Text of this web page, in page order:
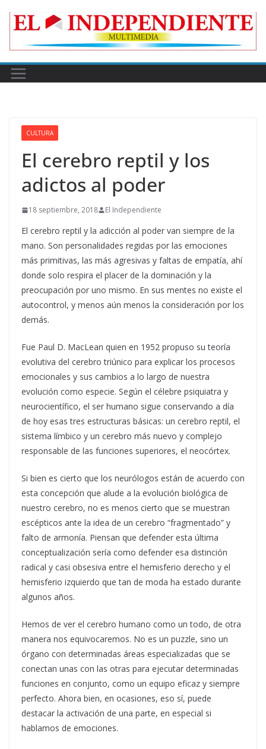
CULTURA
El cerebro reptil y los
adictos al poder
18 septiembre, 2018 El Independiente
El cerebro reptil y la adicción al poder van siempre de la
mano. Son personalidades regidas por las emociones
más primitivas, las más agresivas y faltas de empatía, ahí
donde solo respira el placer de la dominación y la
preocupación por uno mismo. En sus mentes no existe el
autocontrol, y menos aún menos la consideración por los
demás.
Fue Paul D. MacLean quien en 1952 propuso su teoría
evolutiva del cerebro triúnico para explicar los procesos
emocionales y sus cambios a lo largo de nuestra
evolución como especie. Según el célebre psiquiatra y
neurocientífico, el ser humano sigue conservando a día
de hoy esas tres estructuras básicas: un cerebro reptil, el
sistema límbico y un cerebro más nuevo y complejo
responsable de las funciones superiores, el neocórtex.
Si bien es cierto que los neurólogos están de acuerdo con
esta concepción que alude a la evolución biológica de
nuestro cerebro, no es menos cierto que se muestran
escépticos ante la idea de un cerebro “fragmentado” y
falto de armonía. Piensan que defender esta última
conceptualización sería como defender esa distinción
radical y casi obsesiva entre el hemisferio derecho y el
hemisferio izquierdo que tan de moda ha estado durante
algunos años.
Hemos de ver el cerebro humano como un todo, de otra
manera nos equivocaremos. No es un puzzle, sino un
órgano con determinadas áreas especializadas que se
conectan unas con las otras para ejecutar determinadas
funciones en conjunto, como un equipo eficaz y siempre
perfecto. Ahora bien, en ocasiones, eso sí, puede
destacar la activación de una parte, en especial si
hablamos de emociones.